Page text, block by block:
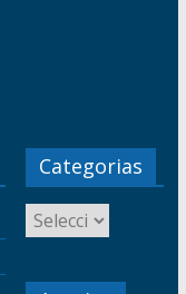
Categorias